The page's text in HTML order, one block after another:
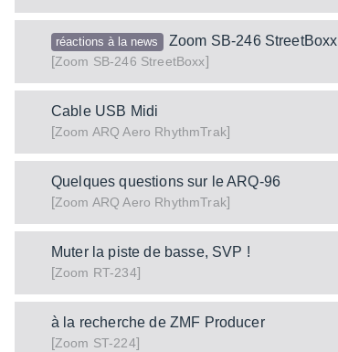
réactions à la news
Zoom SB-246 StreetBoxx
[Zoom SB-246 StreetBoxx]
Cable USB Midi
[Zoom ARQ Aero RhythmTrak]
Quelques questions sur le ARQ-96
[Zoom ARQ Aero RhythmTrak]
Muter la piste de basse, SVP !
[Zoom RT-234]
à la recherche de ZMF Producer
[Zoom ST-224]